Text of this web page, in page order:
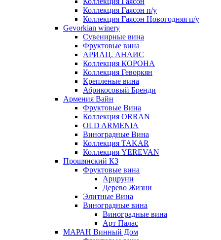
Коллекция Гаясон п/у
Коллекция Гаясон Новогодняя п/у
Gevorkian winery
Сувенирные вина
Фруктовые вина
АРИАЦ. АНАИС
Коллекция КОРОНА
Коллекция Геворкян
Крепленые вина
Абрикосовый Бренди
Армения Вайн
Фруктовые Вина
Коллекция ORRAN
OLD ARMENIA
Виноградные Вина
Коллекция TAKAR
Коллекция YEREVAN
Прошянский КЗ
Фруктовые вина
Арцруни
Дерево Жизни
Элитные Вина
Виноградные вина
Виноградные вина
Арт Палас
МАРАН Винный Дом